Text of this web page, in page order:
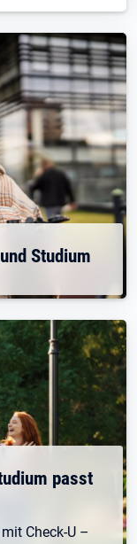
Studium
passt
Check-U –